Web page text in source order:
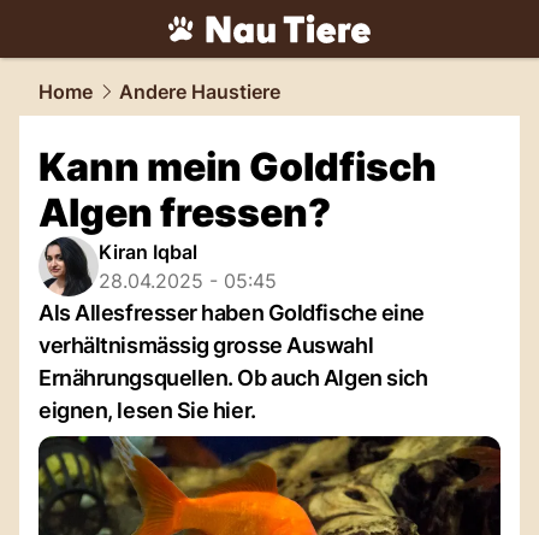
tiere.NAU.ch
Home Andere Haustiere
Kann mein Goldfisch
Algen fressen?
Kiran Iqbal
28.04.2025 - 05:45
Als Allesfresser haben Goldfische eine
verhältnismässig grosse Auswahl
Ernährungsquellen. Ob auch Algen sich
eignen, lesen Sie hier.